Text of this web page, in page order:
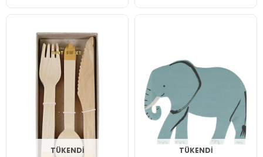
TÜKENDI TÜKENDI